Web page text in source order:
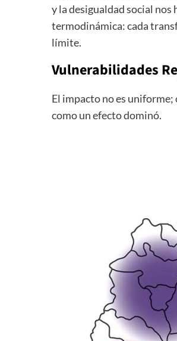
y la desigualdad social nos
termodinámica: cada
límite.
Vulnerabilidades
El impacto no es
como un efecto dominó.